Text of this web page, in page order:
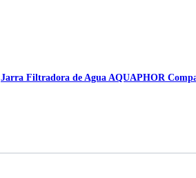
Jarra Filtradora de Agua AQUAPHOR